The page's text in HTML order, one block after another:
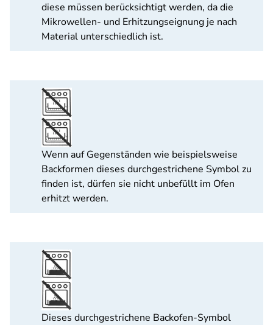
diese müssen berücksichtigt werden, da die
Mikrowellen- und Erhitzungseignung je nach
Material unterschiedlich ist.
Wenn auf Gegenständen wie beispielsweise
Backformen dieses durchgestrichene Symbol zu
finden ist, dürfen sie nicht unbefüllt im Ofen
erhitzt werden.
Dieses durchgestrichene Backofen-Symbol